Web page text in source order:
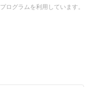
ログラムを利用しています。